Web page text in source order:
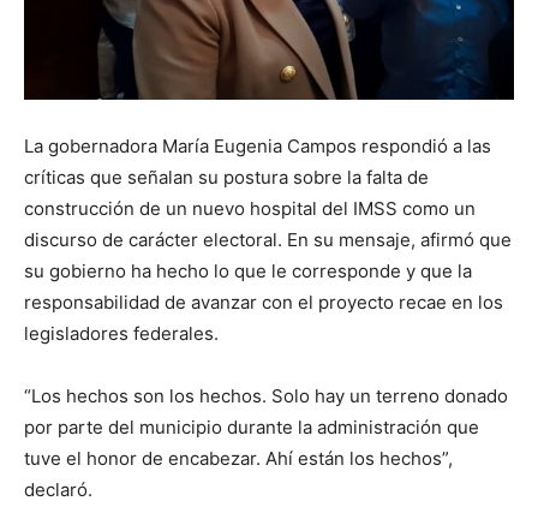
La gobernadora María Eugenia Campos respondió a las
críticas que señalan su postura sobre la falta de
construcción de un nuevo hospital del IMSS como un
discurso de carácter electoral. En su mensaje, afirmó que
su gobierno ha hecho lo que le corresponde y que la
responsabilidad de avanzar con el proyecto recae en los
legisladores federales.
“Los hechos son los hechos. Solo hay un terreno donado
por parte del municipio durante la administración que
tuve el honor de encabezar. Ahí están los hechos”,
declaró.